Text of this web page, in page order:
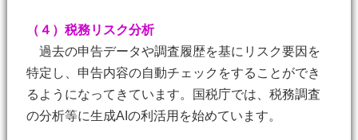
（４）税務リスク分析
過去の申告データや調査履歴を基にリスク要因を
特定し、申告内容の自動チェックをすることができ
るようになってきています。国税庁では、税務調査
の分析等に生成AIの利活用を始めています。